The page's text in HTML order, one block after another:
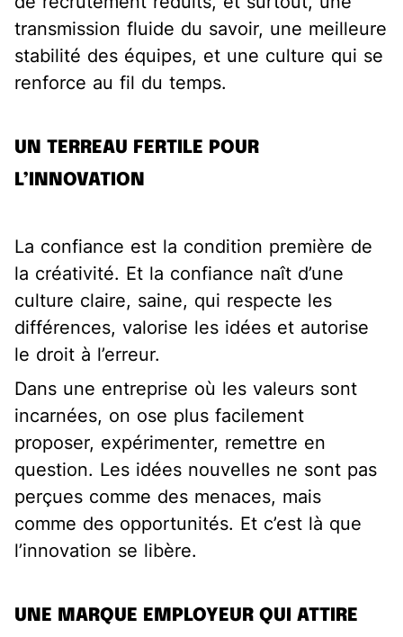
transmission fluide du savoir, une meilleure
stabilité des équipes, et une culture qui se
renforce au fil du temps.
UN TERREAU FERTILE POUR
L’INNOVATION
La confiance est la condition première de
la créativité. Et la confiance naît d’une
culture claire, saine, qui respecte les
différences, valorise les idées et autorise
le droit à l’erreur.
Dans une entreprise où les valeurs sont
incarnées, on ose plus facilement
proposer, expérimenter, remettre en
question. Les idées nouvelles ne sont pas
perçues comme des menaces, mais
comme des opportunités. Et c’est là que
l’innovation se libère.
UNE MARQUE EMPLOYEUR QUI ATTIRE